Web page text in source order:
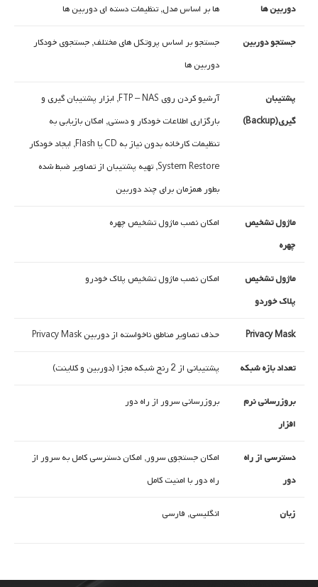
دوربین ها
ها بر اساس مدل, تنظیمات دسته ای دوربین ها
جستجو دوربین
جستجو بر اساس پروتکل های مختلف, جستجوی خودکار
دوربین ها
پشتیبان
گیری(Backup)
آرشیو کردن روی FTP – NAS, ابزار پشتیبان گیری و
بارگزاری اطلاعات خودکار و دستی, امکان بازیابی به
تنظیمات کارخانه بدون نیاز به CD یا Flash, ایجاد خودکار
System Restore, تهیه پشتیبان از تصاویر ضبط شده
بطور همزمان برای چند دوربین
ماژول تشخیص
چهره
امکان نصب ماژول تشخیص چهره
ماژول تشخیص
پلاک خوردو
امکان نصب ماژول تشخیص پلاک خودرو
Privacy Mask حذف تصاویر مناطق ناخواسته از دوربین Privacy Mask
تعداد بازه شبکه پشتیبانی از 2 رنج شبکه مجزا (دوربین و کلاینت)
بروزرسانی نرم
افزار
بروزرسانی سرور از راه دور
دسترسی از راه
دور
امکان جستجوی سرور, امکان دسترسی کامل به سرور از
راه دور با امنیت کامل
زبان انگلیسی, فارسی